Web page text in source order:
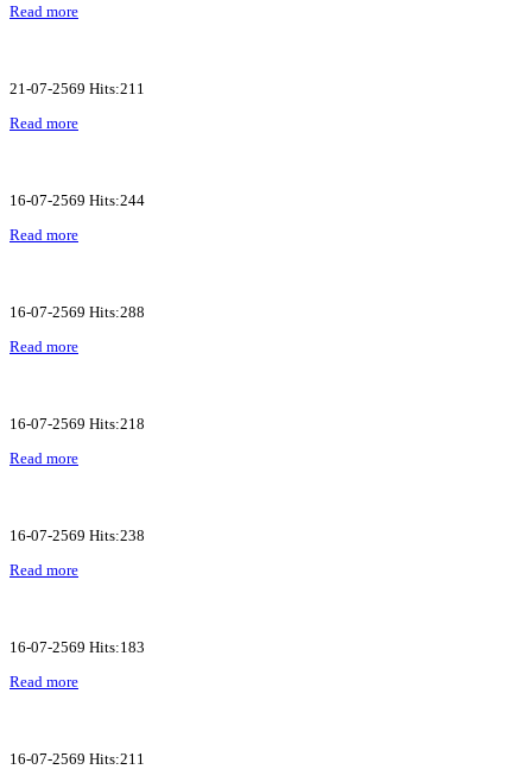
Read more
21-07-2569 Hits:211
Read more
16-07-2569 Hits:244
Read more
16-07-2569 Hits:288
Read more
16-07-2569 Hits:218
Read more
16-07-2569 Hits:238
Read more
16-07-2569 Hits:183
Read more
16-07-2569 Hits:211